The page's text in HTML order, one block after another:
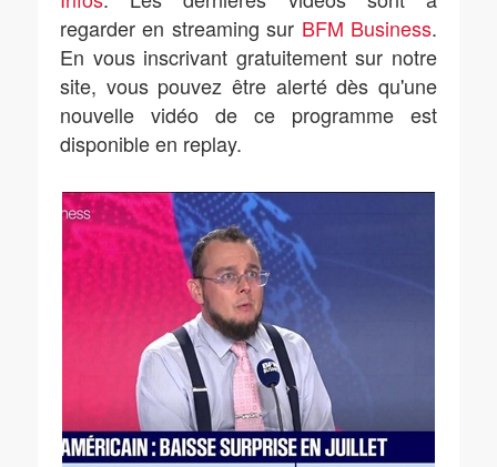
regarder en streaming sur BFM Business.
En vous inscrivant gratuitement sur notre
site, vous pouvez être alerté dès qu'une
nouvelle vidéo de ce programme est
disponible en replay.